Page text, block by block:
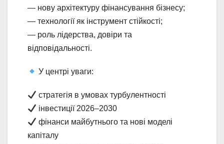
— нову архітектуру фінансування бізнесу;
— технології як інструмент стійкості;
— роль лідерства, довіри та
відповідальності.
У центрі уваги:
стратегія в умовах турбулентності
інвестиції 2026–2030
фінанси майбутнього та нові моделі
капіталу